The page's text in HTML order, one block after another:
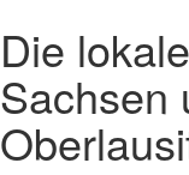
Die
Sachsen